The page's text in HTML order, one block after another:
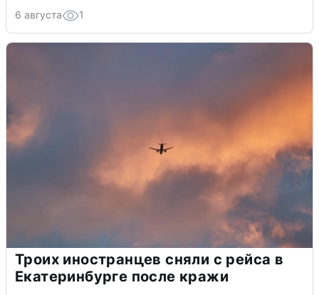
6 августа 1
Троих иностранцев сняли с рейса в
Екатеринбурге после кражи